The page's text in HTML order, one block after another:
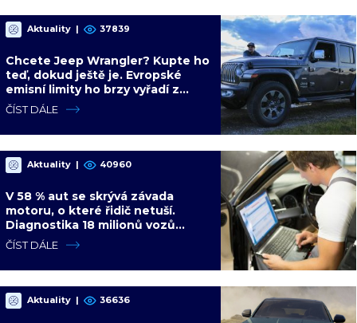
Aktuality | 37839
Chcete Jeep Wrangler? Kupte ho
teď, dokud ještě je. Evropské
emisní limity ho brzy vyřadí z
nabídky nadobro
ČÍST DÁLE
Aktuality | 40960
V 58 % aut se skrývá závada
motoru, o které řidič netuší.
Diagnostika 18 milionů vozů
ukázala dalších 4 slabých míst
ČÍST DÁLE
Aktuality | 36636